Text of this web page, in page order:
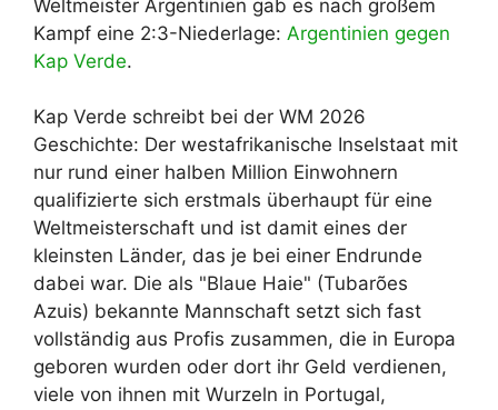
Weltmeister Argentinien gab es nach großem
Kampf eine 2:3-Niederlage: Argentinien gegen
Kap Verde.
Kap Verde schreibt bei der WM 2026
Geschichte: Der westafrikanische Inselstaat mit
nur rund einer halben Million Einwohnern
qualifizierte sich erstmals überhaupt für eine
Weltmeisterschaft und ist damit eines der
kleinsten Länder, das je bei einer Endrunde
dabei war. Die als "Blaue Haie" (Tubarões
Azuis) bekannte Mannschaft setzt sich fast
vollständig aus Profis zusammen, die in Europa
geboren wurden oder dort ihr Geld verdienen,
viele von ihnen mit Wurzeln in Portugal,